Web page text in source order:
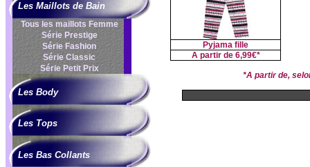
Les Maillots de Bain
Tous les maillots Femme
Série Prestige
Série Fashion
Série Classic
Série Petit Prix
Les Body
Les Tops
Les Bas Collants
Pyjama fille
A partir de 6,99€*
*A partir de,